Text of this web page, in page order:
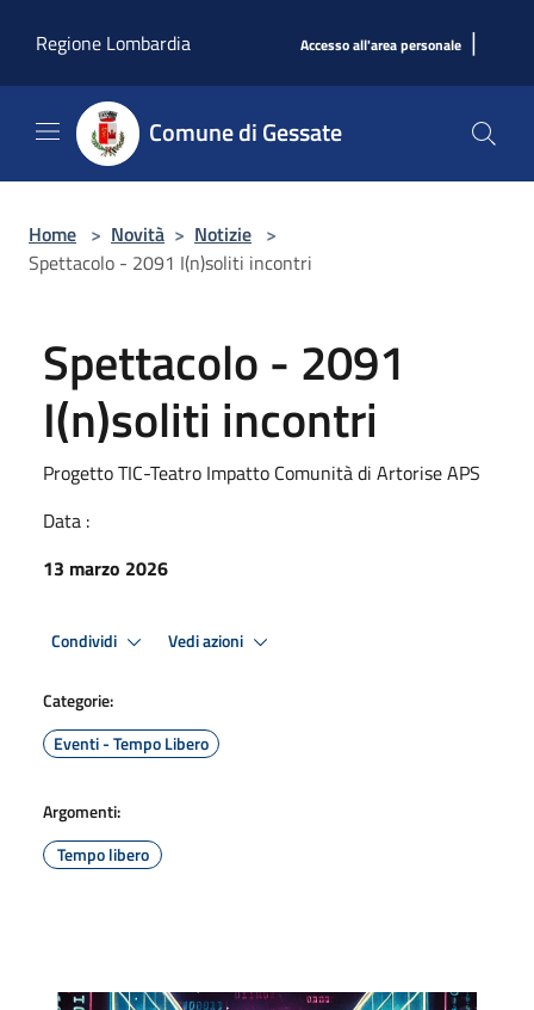
Regione Lombardia
Accesso all'area personale |
Comune di Gessate
Home > Novità > Notizie >
Spettacolo - 2091 I(n)soliti incontri
Spettacolo - 2091
I(n)soliti incontri
Progetto TIC-Teatro Impatto Comunità di Artorise APS
Data :
13 marzo 2026
Condividi Vedi azioni
Categorie:
Eventi - Tempo Libero
Argomenti:
Tempo libero